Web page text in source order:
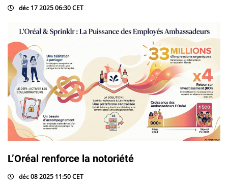
déc 17 2025 06:30 CET
L’Oréal renforce la notoriété
déc 08 2025 11:50 CET